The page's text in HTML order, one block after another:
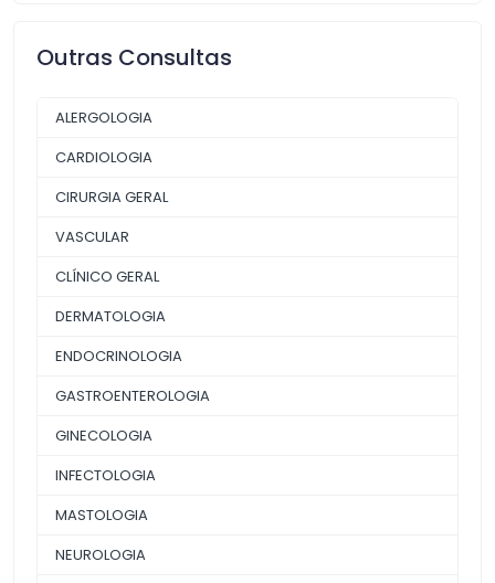
Outras Consultas
ALERGOLOGIA
CARDIOLOGIA
CIRURGIA GERAL
VASCULAR
CLÍNICO GERAL
DERMATOLOGIA
ENDOCRINOLOGIA
GASTROENTEROLOGIA
GINECOLOGIA
INFECTOLOGIA
MASTOLOGIA
NEUROLOGIA